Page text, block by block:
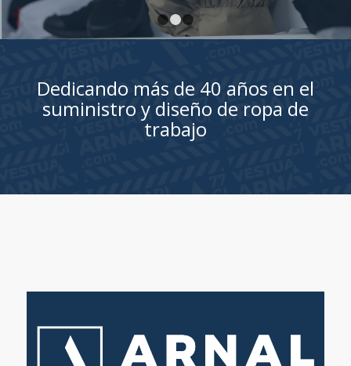
Dedicando más de 40 años en el
suministro y diseño de ropa de
trabajo